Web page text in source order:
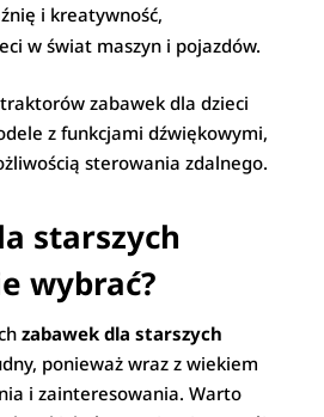
i kreatywność,
w świat maszyn i pojazdów.
zabawek dla dzieci
z funkcjami dźwiękowymi,
sterowania zdalnego.
starszych
wybrać?
zabawek dla starszych
ponieważ wraz z wiekiem
i zainteresowania. Warto